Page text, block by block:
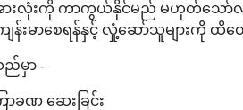
းအားလုံးကို ကာကွယ်နိုင်မည် မဟုတ်သ
ျန်းမာစေရန်နှင့် လှုံ့ဆော်သူများကို
မှာ -
ခဏ ဆေးခြင်း